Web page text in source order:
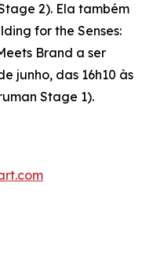
2). Ela também
for the Senses:
Brand a ser
junho, das 16h10 às
Stage 1).